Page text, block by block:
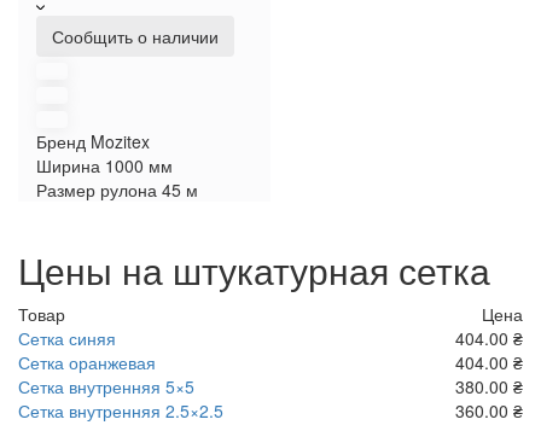
Сообщить о наличии
Бренд Mozitex
Ширина 1000 мм
Размер рулона 45 м
Цены на штукатурная сетка
Товар
Цена
Сетка синяя
404.00 ₴
Сетка оранжевая
404.00 ₴
Сетка внутренняя 5×5
380.00 ₴
Сетка внутренняя 2.5×2.5
360.00 ₴